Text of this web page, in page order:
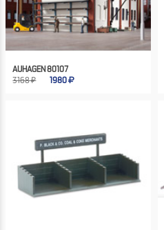
AUHAGEN 80107
3168 ₽
1980